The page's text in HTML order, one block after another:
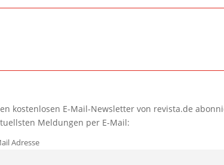
kostenlosen E-Mail-Newsletter von revista.de
Meldungen per E-Mail:
Adresse